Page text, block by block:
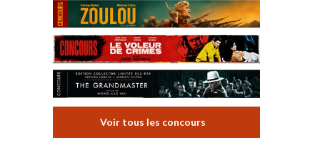
Voir tous les concours